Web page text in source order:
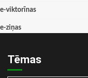
e-viktorīnas
e-ziņas
Tēmas